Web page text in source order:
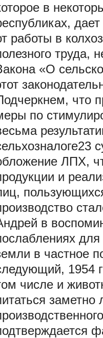
в
работы в
труда,
«О
что
по
ЛПХ,
и
в
в частное
1954
числе и